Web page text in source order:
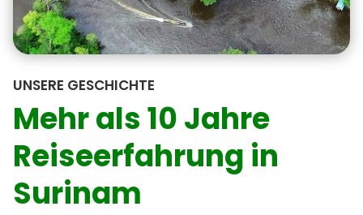
UNSERE GESCHICHTE
Mehr als 10 Jahre
Reiseerfahrung in
Surinam